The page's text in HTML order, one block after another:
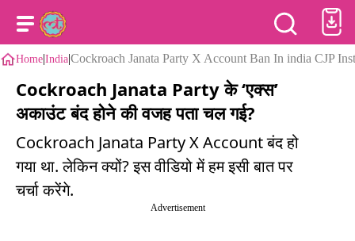
Home|India|Cockroach Janata Party X Account Ban In india CJP
Cockroach Janata Party के ‘एक्स’
अकाउंट बंद होने की वजह पता चल गई?
Cockroach Janata Party X Account बंद हो
गया था. लेकिन क्यों? इस वीडियो में हम इसी बात पर
चर्चा करेंगे.
Advertisement